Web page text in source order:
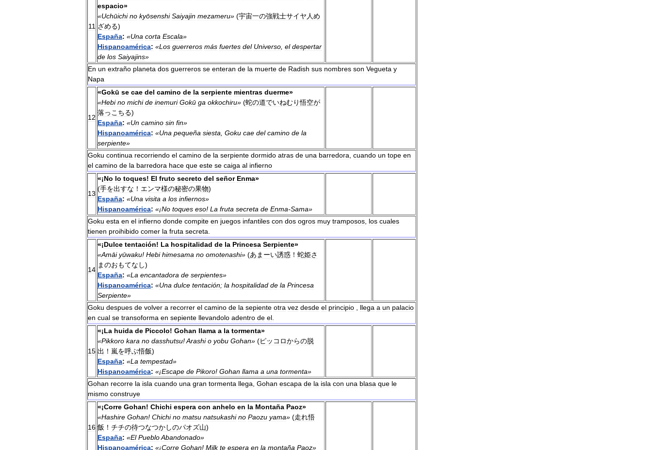
11
espacio»
«Uchūichi no kyōsenshi Saiyajin mezameru» (宇宙一の強戦士サイヤ人め
ざめる)
España: «Una corta Escala»
Hispanoamérica: «Los guerreros más fuertes del Universo el despertar
de los Saiyajins»
En un extraño planeta dos guerreros se enteran de la muerte de Radish sus nombres son Vegueta y
Napa
12
«Gokū se cae del camino de la serpiente mientras duerme»
«Hebi no michi de inemuri Gokū ga okkochiru» (蛇の道でいねむり悟空が
落っこちる)
España: «Un camino sin fin»
Hispanoamérica: «Una pequeña siesta Goku cae del camino de la
serpiente»
Goku continua recorriendo el camino de la serpiente dormido atras de una barredora cuando un tope en
el camino de la barredora hace que este se caiga al infierno
13
«¡No lo toques! El fruto secreto del señor Enma»
(手を出すな ！ エンマ様の秘密の果物)
España: «Una visita a los infiernos»
Hispanoamérica: «¡No toques eso! La fruta secreta de Enma-Sama»
Goku esta en el infierno donde compite en juegos infantiles con dos ogros muy tramposos los cuales
tienen proihibido comer la fruta secreta
14
«¡Dulce tentación! La hospitalidad de la Princesa Serpiente»
«Amāi yūwaku! Hebi himesama no omotenashi» (あまーい誘惑 ！ 蛇姫さ
まのおもてなし)
España: «La encantadora de serpientes»
Hispanoamérica: «Una dulce tentación; la hospitalidad de la Princesa
Serpiente»
Goku despues de volver a recorrer el camino de la sepiente otra vez desde el principio llega a un palacio
en cual se transoforma en sepiente llevandolo adentro de el
15
«¡La huida de Piccolo! Gohan llama a la tormenta»
«Pikkoro kara no dasshutsu!Arashi o yobu Gohan» (ピッコロからの脱
出 ！ 嵐を呼ぶ悟飯)
España: «La tempestad»
Hispanoamérica: «¡Escape de Pikoro! Gohan llama a una tormenta»
Gohan recorre la isla cuando una gran tormenta llega Gohan escapa de la isla con una blasa que le
mismo construye
16
«¡Corre Gohan! Chichi espera con anhelo en la Montaña Paoz»
«Hashire Gohan! Chichi no matsu natsukashi no Paozu yama» (走れ悟
飯 ！ チチの待つなつかしのパオズ山)
España: «El PuebloAbandonado»
Hispanoamérica: «¡Corre Gohan! Milk te espera en la montaña Paoz»